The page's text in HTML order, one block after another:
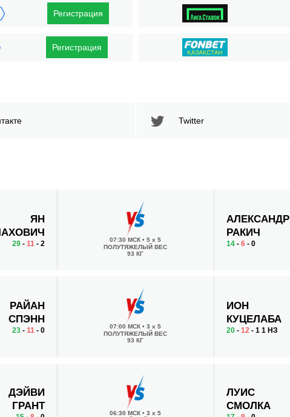
Регистрация
Регистрация
Twitter
ЯН
29- 11 - 2 07:30 МСК• 5 x 5
ПОЛУТЯЖЕЛЫЙ ВЕС
93 КГ
АЛЕКСАНДР
РАКИЧ
14 -6 - 0
РАЙАН
СПЭНН
23- 11- 0 07:00 МСК• 3 x 5
ПОЛУТЯЖЕЛЫЙ ВЕС
93 КГ
ИОН
КУЦЕЛАБА
20 -12 - 1 1 НЗ
ДЭЙВИ
ГРАНТ
06:30 МСК• 3 x 5
ЛУИС
СМОЛКА